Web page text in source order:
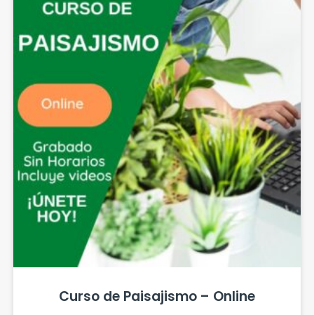
Curso de Paisajismo – Online